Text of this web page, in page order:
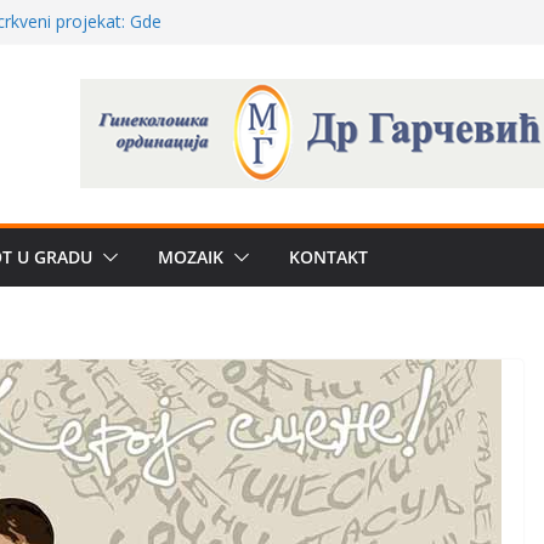
može li
projekat: Gde
i sekularne
traženije Španija,
mira dočekao
U GRADU MOZAIK KONTAKT